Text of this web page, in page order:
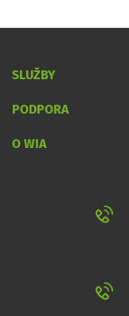
SLUŽBY
PODPORA
O WIA